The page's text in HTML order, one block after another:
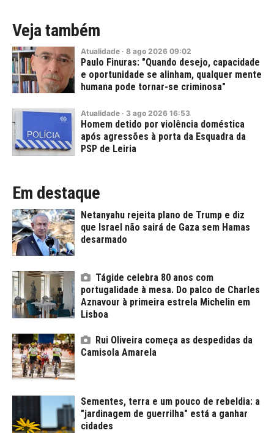
Veja também
Atualidade · 8 ago 2026 09:02
Paulo Finuras: "Quando desejo, capacidade
e oportunidade se alinham, qualquer mente
humana pode tornar-se criminosa"
Atualidade · 3 ago 2026 16:53
Homem detido por violência doméstica
após agressões à porta da Esquadra da
PSP de Leiria
Em destaque
Netanyahu rejeita plano de Trump e diz
que Israel não sairá de Gaza sem Hamas
desarmado
Tágide celebra 80 anos com
portugalidade à mesa. Do palco de Charles
Aznavour à primeira estrela Michelin em
Lisboa
Rui Oliveira começa as despedidas da
Camisola Amarela
Sementes, terra e um pouco de rebeldia: a
"jardinagem de guerrilha" está a ganhar
cidades